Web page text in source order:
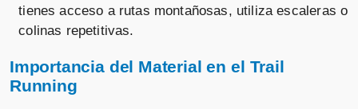
tienes acceso a rutas montañosas, utiliza escaleras o
colinas repetitivas.
Importancia del Material en el Trail
Running